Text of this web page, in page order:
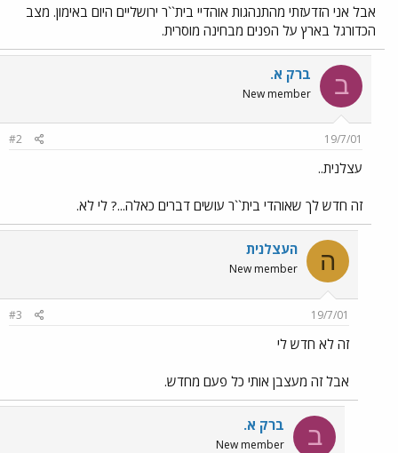
אבל אני הזדעזתי מהתנהגות אוהדיי בית``ר ירושליים היום באימון. מצב
הכדורגל בארץ על הפנים מבחינה מוסרית.
ב ברק א.
New member
19/7/01
#2
עצלנית..
זה חדש לך שאוהדי בית``ר עושים דברים כאלה...? לי לא.
ה העצלנית
New member
19/7/01
#3
זה לא חדש לי
אבל זה מעצבן אותי כל פעם מחדש.
ב ברק א.
New member